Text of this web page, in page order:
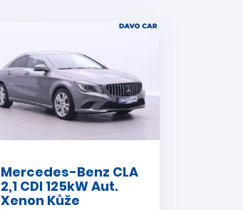
Mercedes-Benz CLA
2,1 CDI 125kW Aut.
Xenon Kůže